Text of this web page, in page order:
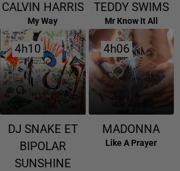
CALVIN HARRIS
My Way
TEDDY SWIMS
Mr Know It All
4h10
4h10
DJ SNAKE ET
BIPOLAR
SUNSHINE
4h06
4h06
MADONNA
Like A Prayer